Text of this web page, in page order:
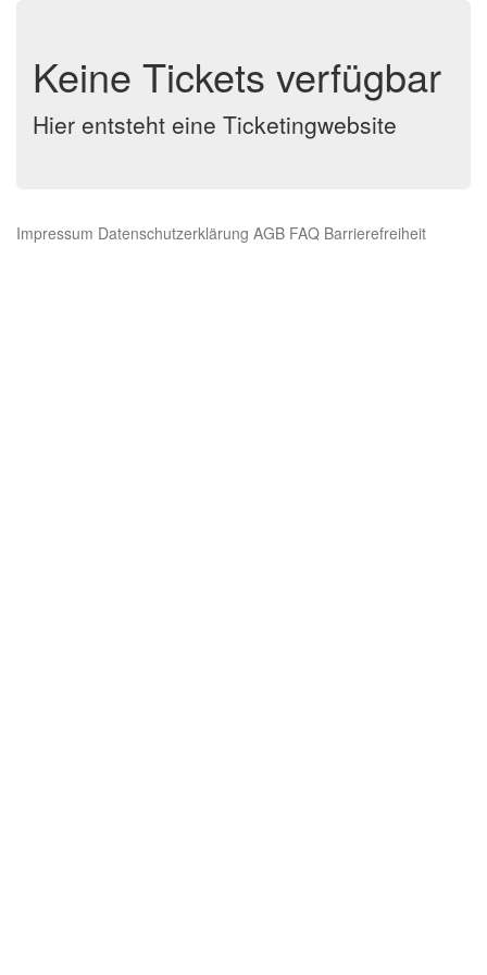
Keine Tickets verfügbar
Hier entsteht eine Ticketingwebsite
Impressum Datenschutzerklärung AGB FAQ Barrierefreiheit